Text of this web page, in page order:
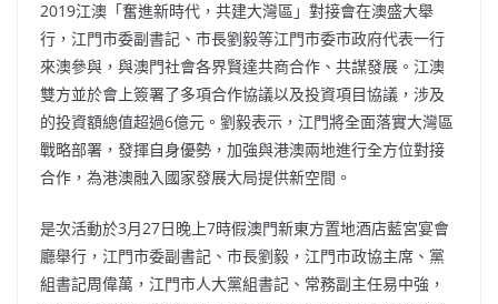
b
o
o
k
ei
b
o
A
p
p
at Li
n
k
2019江澳「奮進新時代，共建大灣區」對接會在澳盛大舉
行，江門市委副書記、市長劉毅等江門市委市政府代表一行
來澳參與，與澳門社會各界賢達共商合作、共謀發展。江澳
雙方並於會上簽署了多項合作協議以及投資項目協議，涉及
的投資額總值超過6億元。劉毅表示，江門將全面落實大灣區
戰略部署，發揮自身優勢，加強與港澳兩地進行全方位對接
合作，為港澳融入國家發展大局提供新空間。
是次活動於3月27日晚上7時假澳門新東方置地酒店藍宮宴會
廳舉行，江門市委副書記、市長劉毅，江門市政協主席、黨
組書記周偉萬，江門市人大黨組書記、常務副主任易中強，